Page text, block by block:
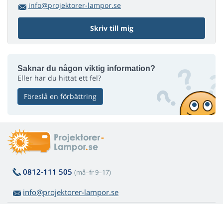
info@projektorer-lampor.se
Skriv till mig
Saknar du någon viktig information?
Eller har du hittat ett fel?
Föreslå en förbättring
0812-111 505 (må–fr 9–17)
info@projektorer-lampor.se